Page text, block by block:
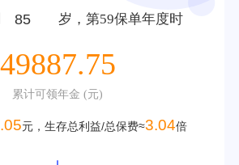
岁，第59保单年度时
49887.75
累计可领年金 (元)
元 ， 生存总利益/总保费≈3.04倍